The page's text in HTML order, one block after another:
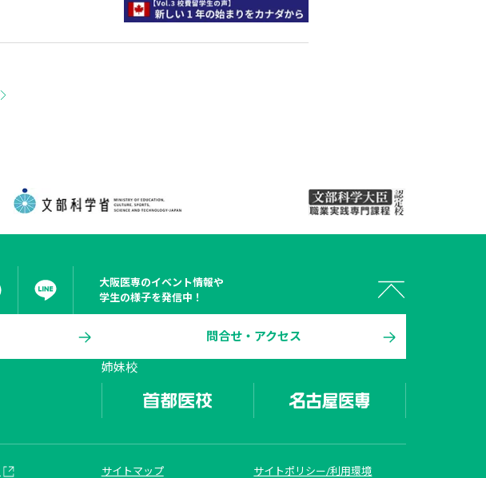
大阪医専のイベント情報や
学生の様子を発信中！
問合せ・アクセス
姉妹校
サイトマップ サイトポリシー/利用環境